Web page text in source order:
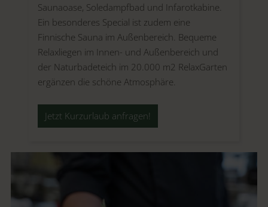
Saunaoase, Soledampfbad und Infarotkabine.
Ein besonderes Special ist zudem eine
Finnische Sauna im Außenbereich. Bequeme
Relaxliegen im Innen- und Außenbereich und
der Naturbadeteich im 20.000 m2 RelaxGarten
ergänzen die schöne Atmosphäre.
Jetzt Kurzurlaub anfragen!